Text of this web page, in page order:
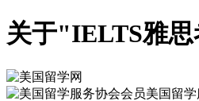
关于"IELTS雅
美国留